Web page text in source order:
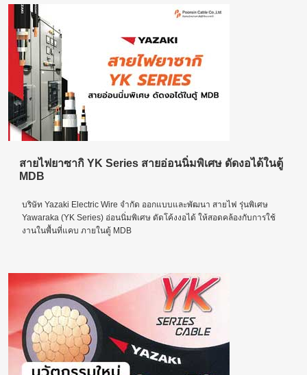
สายไฟยาซากิ YK Series สายอ่อนนิ่มพิเศษ ดัดงอได้ในตู้
MDB
บริษัท Yazaki Electric Wire จำกัด ออกแบบและพัฒนา สายไฟ รุ่นพิเศษ
Yawaraka (YK Series) อ่อนนิ่มพิเศษ ดัดโค้งงอได้ ให้สอดคล้องกับการใช้
งานในพื้นที่แคบ ภายในตู้ MDB